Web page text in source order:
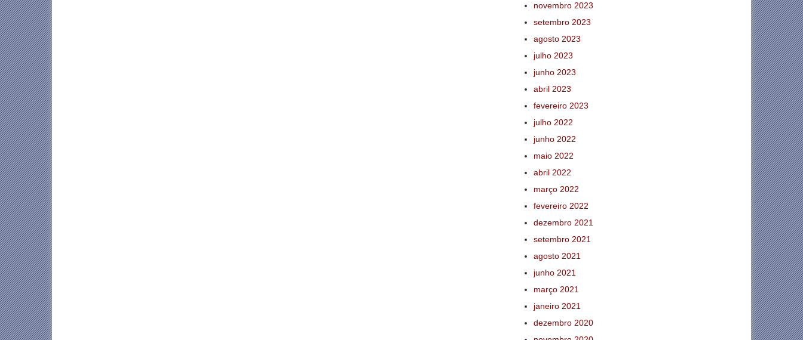
novembro 2023
setembro 2023
agosto 2023
julho 2023
junho 2023
abril 2023
fevereiro 2023
julho 2022
junho 2022
maio 2022
abril 2022
março 2022
fevereiro 2022
dezembro 2021
setembro 2021
agosto 2021
junho 2021
março 2021
janeiro 2021
dezembro 2020